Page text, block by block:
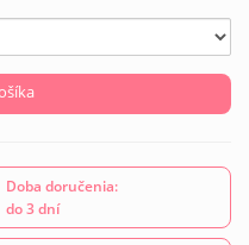
Doba doručenia:
do 3 dní